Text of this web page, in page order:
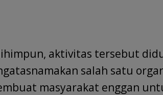
aktivitas tersebut
salah satu
masyarakat enggan